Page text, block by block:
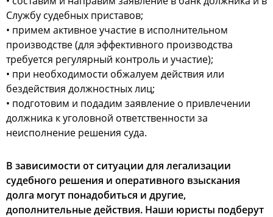
Службу судебных приставов;
• примем активное участие в исполнительном
производстве (для эффективного производства
требуется регулярный контроль и участие);
• при необходимости обжалуем действия или
бездействия должностных лиц;
• подготовим и подадим заявление о привлечении
должника к уголовной ответственности за
неисполнение решения суда.
В зависимости от ситуации для легализации
судебного решения и оперативного взыскания
долга могут понадобиться и другие,
дополнительные действия. Наши юристы подберут